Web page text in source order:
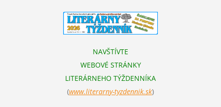
NAVŠTÍVTE
WEBOVÉ STRÁNKY
LITERÁRNEHO TÝŽDENNÍKA
(www.literarny-tyzdennik.sk)